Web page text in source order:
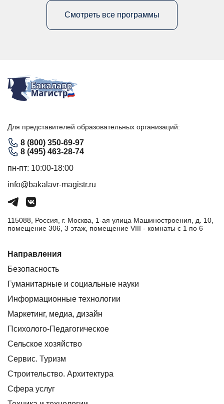
Смотреть все программы
Для представителей образовательных организаций:
8 (800) 350-69-97
8 (495) 463-28-74
пн-пт: 10:00-18:00
info@bakalavr-magistr.ru
115088, Россия, г. Москва, 1-ая улица Машиностроения, д. 10,
помещение 306, 3 этаж, помещение VIII - комнаты с 1 по 6
Направления
Безопасность
Гуманитарные и социальные науки
Информационные технологии
Маркетинг, медиа, дизайн
Психолого-Педагогическое
Сельское хозяйство
Сервис. Туризм
Строительство. Архитектура
Сфера услуг